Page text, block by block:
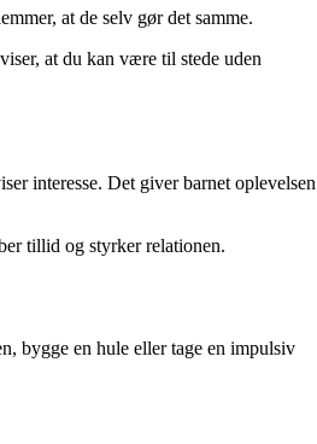
at de selv gør det samme.
at du kan være til stede uden
interesse. Det giver barnet oplevelsen
tillid og styrker relationen.
bygge en hule eller tage en impulsiv